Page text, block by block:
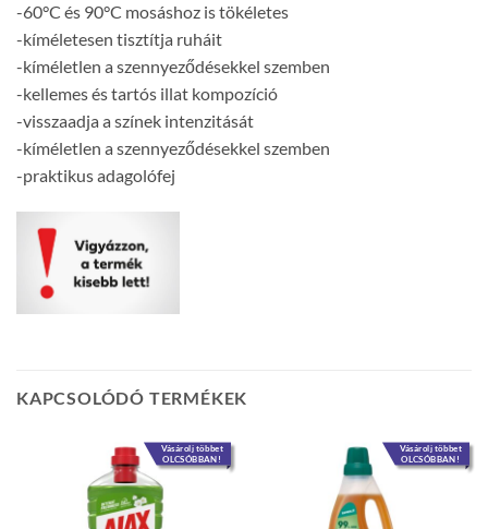
-60°C és 90°C mosáshoz is tökéletes
-kíméletesen tisztítja ruháit
-kíméletlen a szennyeződésekkel szemben
-kellemes és tartós illat kompozíció
-visszaadja a színek intenzitását
-kíméletlen a szennyeződésekkel szemben
-praktikus adagolófej
KAPCSOLÓDÓ TERMÉKEK
Vásárolj többet
OLCSÓBBAN!
Vásárolj többet
OLCSÓBBAN!